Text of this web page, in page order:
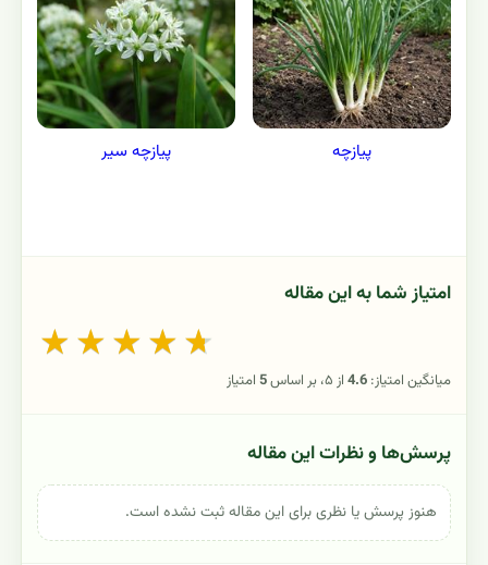
پیازچه پیازچه سیر
امتیاز شما به این مقاله
★ ★ ★ ★ ★
میانگین امتیاز: 4.6از ۵، بر اساس 5امتیاز
پرسش‌ها و نظرات این مقاله
هنوز پرسش یا نظری برای این مقاله ثبت نشده است.